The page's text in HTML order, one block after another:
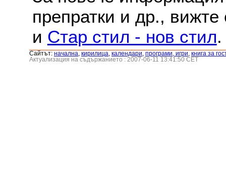
препратки и др.,
и Стар стил - нов стил.
Сайтът: началнa кирилица календари програми, игри книга за
Актуализация на съдържанието : 2007-06-11 13:41:50 CET